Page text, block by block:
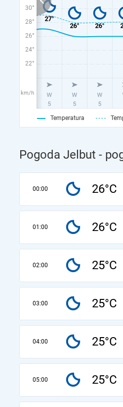
30°
28°
26°
24°
22°
km/h
Temperatura
Pogoda Jelbut -
00:00 26°C
01:00 26°C
02:00 25°C
03:00 25°C
04:00 25°C
05:00 25°C